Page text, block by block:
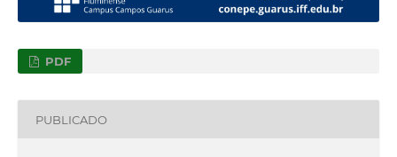
PDF
PUBLICADO